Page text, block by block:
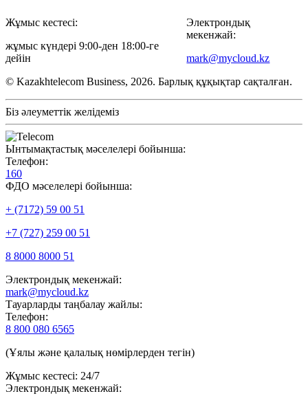
Жұмыс кестесі:
жұмыс күндері 9:00-ден 18:00-ге
дейін
Электрондық
мекенжай:
mark@mycloud.kz
© Kazakhtelecom Business, 2026. Барлық құқықтар сақталған.
Біз әлеуметтік желідеміз
Ынтымақтастық мәселелері бойынша:
Телефон:
160
ФДО мәселелері бойынша:
+ (7172) 59 00 51
+7 (727) 259 00 51
8 8000 8000 51
Электрондық мекенжай:
mark@mycloud.kz
Тауарларды таңбалау жайлы:
Телефон:
8 800 080 6565
(Ұялы және қалалық нөмірлерден тегін)
Жұмыс кестесі: 24/7
Электрондық мекенжай: